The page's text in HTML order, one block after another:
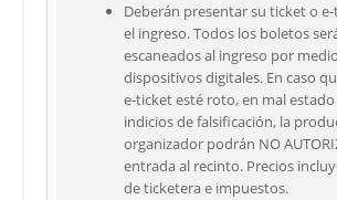
Deberán presentar su ticket o
el ingreso. Todos los boletos
escaneados al ingreso por
dispositivos digitales. En caso
e-ticket esté roto, en mal
indicios de falsificación, la
organizador podrán NO
entrada al recinto. Precios
de ticketera e impuestos.